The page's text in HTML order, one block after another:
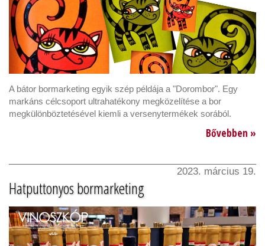
A bátor bormarketing egyik szép példája a "Dorombor". Egy
markáns célcsoport ultrahatékony megközelítése a bor
megkülönböztetésével kiemli a versenytermékek sorából.
Bővebben »
2023. március 19.
Hatputtonyos bormarketing